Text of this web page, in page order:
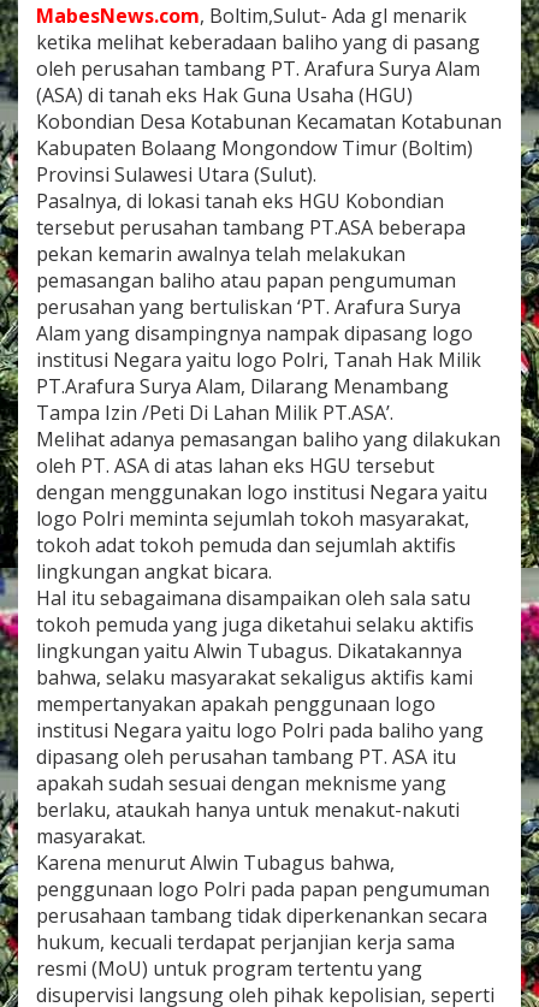
e
s
P
o
l
r
i
D
m
i
n
t
a
,
T
i
n
d
k
T
e
g
a
s
P
e
n
c
t
u
t
a
n
L
o
o
P
l
r
i
O
MabesNews.com, Boltim,Sulut- Ada gl menarik
ketika melihat keberadaan baliho yang di pasang
oleh perusahan tambang PT. Arafura Surya Alam
(ASA) di tanah eks Hak Guna Usaha (HGU)
Kobondian Desa Kotabunan Kecamatan Kotabunan
Kabupaten Bolaang Mongondow Timur (Boltim)
Provinsi Sulawesi Utara (Sulut).
Pasalnya, di lokasi tanah eks HGU Kobondian
tersebut perusahan tambang PT.ASA beberapa
pekan kemarin awalnya telah melakukan
pemasangan baliho atau papan pengumuman
perusahan yang bertuliskan ‘PT. Arafura Surya
Alam yang disampingnya nampak dipasang logo
institusi Negara yaitu logo Polri, Tanah Hak Milik
PT.Arafura Surya Alam, Dilarang Menambang
Tampa Izin /Peti Di Lahan Milik PT.ASA’.
Melihat adanya pemasangan baliho yang dilakukan
oleh PT. ASA di atas lahan eks HGU tersebut
dengan menggunakan logo institusi Negara yaitu
logo Polri meminta sejumlah tokoh masyarakat,
tokoh adat tokoh pemuda dan sejumlah aktifis
lingkungan angkat bicara.
Hal itu sebagaimana disampaikan oleh sala satu
tokoh pemuda yang juga diketahui selaku aktifis
lingkungan yaitu Alwin Tubagus. Dikatakannya
bahwa, selaku masyarakat sekaligus aktifis kami
mempertanyakan apakah penggunaan logo
institusi Negara yaitu logo Polri pada baliho yang
dipasang oleh perusahan tambang PT. ASA itu
apakah sudah sesuai dengan meknisme yang
berlaku, ataukah hanya untuk menakut-nakuti
masyarakat.
Karena menurut Alwin Tubagus bahwa,
penggunaan logo Polri pada papan pengumuman
perusahaan tambang tidak diperkenankan secara
hukum, kecuali terdapat perjanjian kerja sama
resmi (MoU) untuk program tertentu yang
disupervisi langsung oleh pihak kepolisian, seperti